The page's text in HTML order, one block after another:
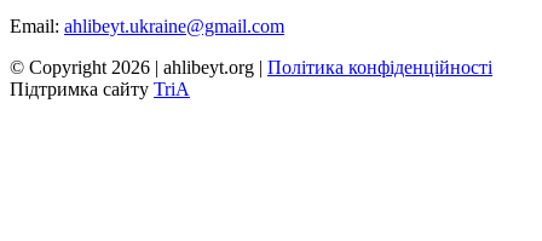
Email: ahlibeyt.ukraine@gmail.com
© Copyright 2026 | ahlibeyt.org | Політика конфіденційності
Пiдтримка сайту TriA